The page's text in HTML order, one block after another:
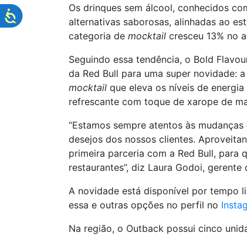
Os drinques sem álcool, conhecidos
alternativas saborosas, alinhadas ao
categoria de mocktail cresceu 13% no
Seguindo essa tendência, o Bold
da Red Bull para uma super novidade:
mocktail que eleva os níveis de
refrescante com toque de xarope de
“Estamos sempre atentos às
desejos dos nossos clientes.
primeira parceria com a Red Bull, para
restaurantes”, diz Laura Godoi,
A novidade está disponível por tempo
essa e outras opções no perfil no
Na região, o Outback possui cinco